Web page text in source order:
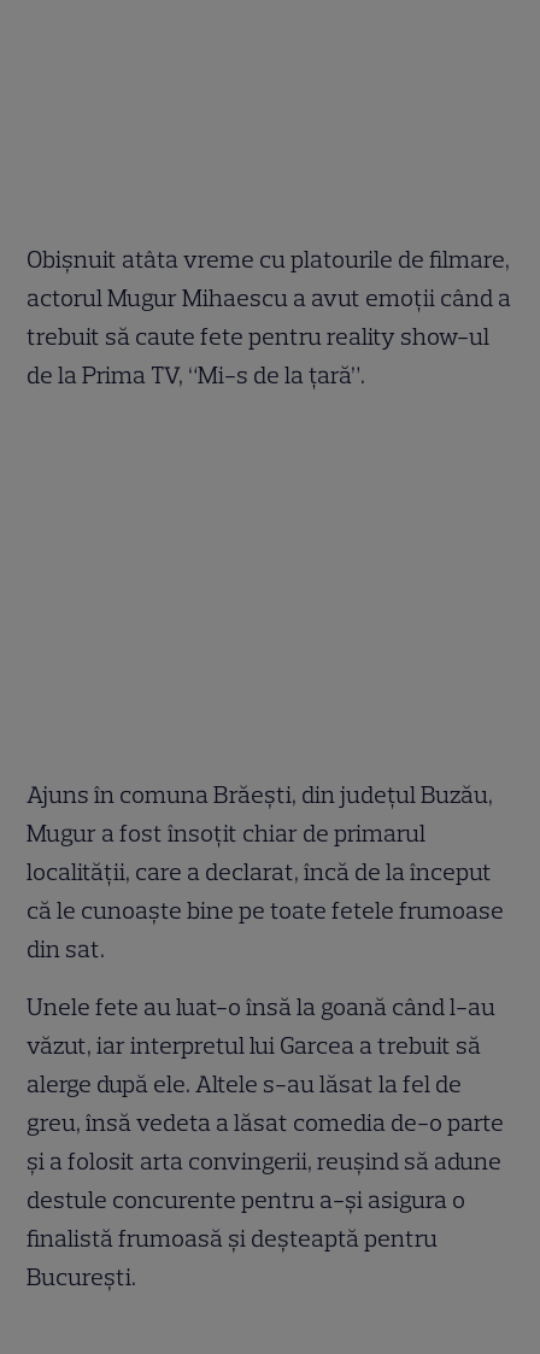
Obişnuit atâta vreme cu platourile de filmare,
actorul Mugur Mihaescu a avut emoţii când a
trebuit să caute fete pentru reality show-ul
de la Prima TV, “Mi-s de la ţară”.
Ajuns în comuna Brăeşti, din judeţul Buzău,
Mugur a fost însoţit chiar de primarul
localităţii, care a declarat, încă de la început
că le cunoaşte bine pe toate fetele frumoase
din sat.
Unele fete au luat-o însă la goană când l-au
văzut, iar interpretul lui Garcea a trebuit să
alerge după ele. Altele s-au lăsat la fel de
greu, însă vedeta a lăsat comedia de-o parte
şi a folosit arta convingerii, reuşind să adune
destule concurente pentru a-şi asigura o
finalistă frumoasă şi deşteaptă pentru
Bucureşti.